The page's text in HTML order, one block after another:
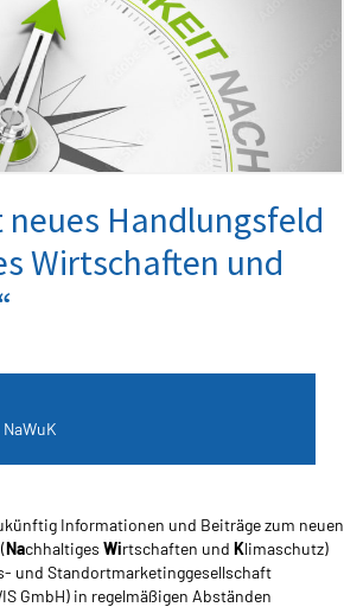
Handlungsfeld
Wirtschaften und
NaWuK
Informationen und Beiträge zum neuen
Nachhaltiges Wirtschaften und Klimaschutz)
und Standortmarketinggesellschaft
GmbH) in regelmäßigen Abständen